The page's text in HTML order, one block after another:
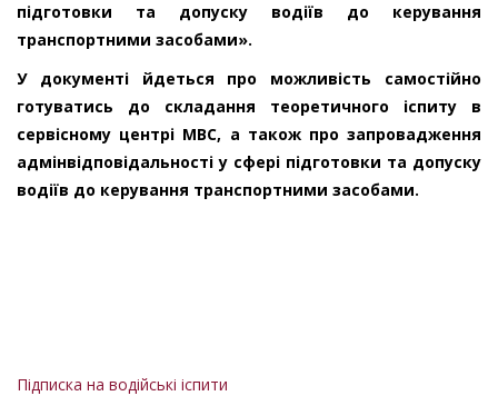
підготовки та допуску водіїв до керування
транспортними засобами».
У документі йдеться про можливість самостійно
готуватись до складання теоретичного іспиту в
сервісному центрі МВС, а також про запровадження
адмінвідповідальності у сфері підготовки та допуску
водіїв до керування транспортними засобами.
Підписка на водійські іспити